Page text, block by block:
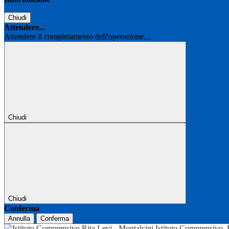
Chiudi
Attendere...
Attendere il completamento dell'operazione...
Chiudi
Chiudi
Conferma
Annulla Conferma